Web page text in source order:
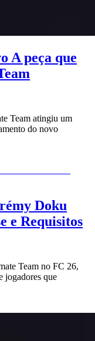
A peça que
Team atingiu um
do novo
Doku
e Requisitos
Team no FC 26,
jogadores que